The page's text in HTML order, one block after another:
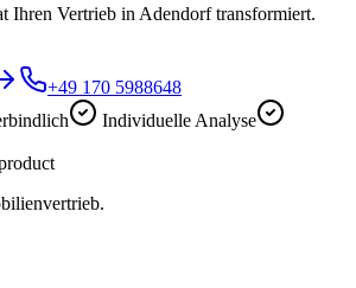
Ihren Vertrieb in Adendorf transformiert.
+49 170 5988648
Individuelle Analyse